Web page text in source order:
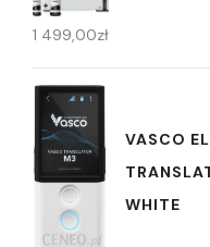
1 499,00zł
VASCO
WHITE